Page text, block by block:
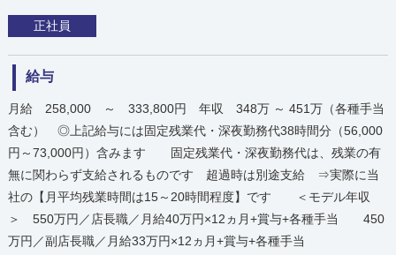
正社員
給与
月給 258,000 ～ 333,800円 年収 348万 ～ 451万（各種手当
含む） ◎上記給与には固定残業代・深夜勤務代38時間分（56,000
円～73,000円）含みます 固定残業代・深夜勤務代は、残業の有
無に関わらず支給されるものです 超過時は別途支給 ⇒実際に当
社の【月平均残業時間は15～20時間程度】です ＜モデル年収
＞ 550万円／店長職／月給40万円×12ヵ月+賞与+各種手当 450
万円／副店長職／月給33万円×12ヵ月+賞与+各種手当